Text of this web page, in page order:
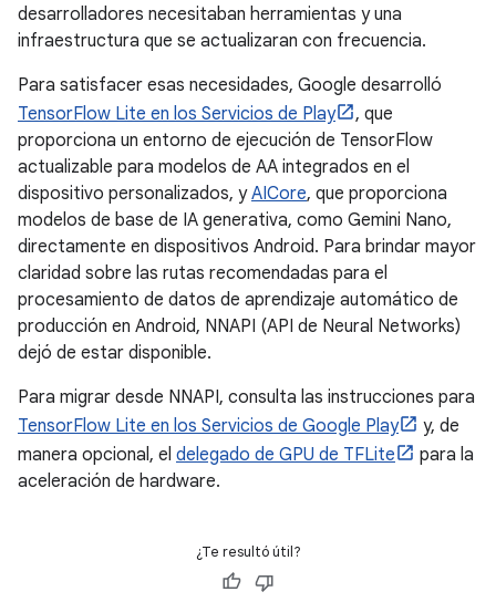
desarrolladores necesitaban herramientas y una
infraestructura que se actualizaran con frecuencia.
Para satisfacer esas necesidades, Google desarrolló
TensorFlow Lite en los Servicios de Play
, que
proporciona un entorno de ejecución de TensorFlow
actualizable para modelos de AA integrados en el
dispositivo personalizados, yAICore, que proporciona
modelos de base de IA generativa, como Gemini Nano,
directamente en dispositivos Android. Para brindar mayor
claridad sobre las rutas recomendadas para el
procesamiento de datos de aprendizaje automático de
producción en Android, NNAPI (API de Neural Networks)
dejó de estar disponible.
Para migrar desde NNAPI, consulta las instrucciones para
TensorFlow Lite en los Servicios de Google Play
y, de
manera opcional, el delegado de GPU de TFLite
para la
aceleración de hardware.
¿Te resultó útil?